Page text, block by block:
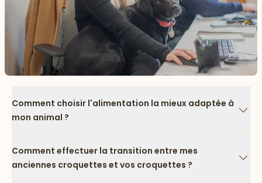
Comment choisir l'alimentation la mieux adaptée à
mon animal ?
Comment effectuer la transition entre mes
anciennes croquettes et vos croquettes ?